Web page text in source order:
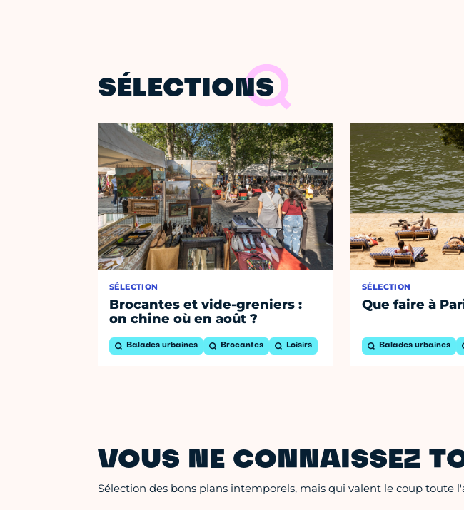
SÉLECTIONS
SÉLECTION
Brocantes et vide-greniers :
on chine où en août ?
Balades urbaines Brocantes Loisirs
SÉLECTION
Que faire à
Balades urbaines
VOUS NE CONNAISSEZ
Sélection des bons plans intemporels, mais qui valent le coup toute